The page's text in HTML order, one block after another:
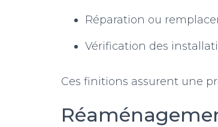
Réparation ou
Vérification des
Ces finitions assurent une